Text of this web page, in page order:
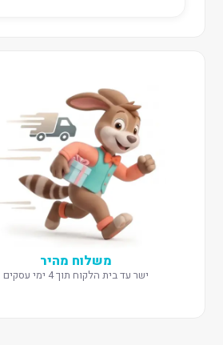
משלוח מהיר
ישר עד בית הלקוח תוך 4 ימי עסקים